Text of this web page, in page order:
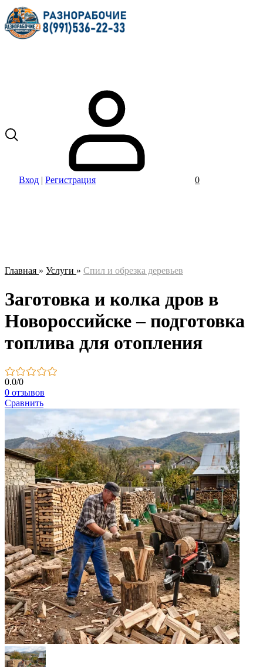
Вход | Регистрация 0
Главная » Услуги » Спил и обрезка деревьев
Заготовка и колка дров в
Новороссийске – подготовка
топлива для отопления
0.0/0
0 отзывов
Сравнить